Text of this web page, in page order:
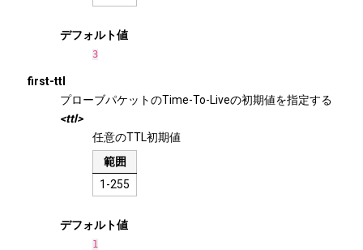
デフォルト値
3
first-ttl
プローブパケットのTime-To-Liveの初期値を指定する
<ttl>
任意のTTL初期値
範囲
1-255
デフォルト値
1